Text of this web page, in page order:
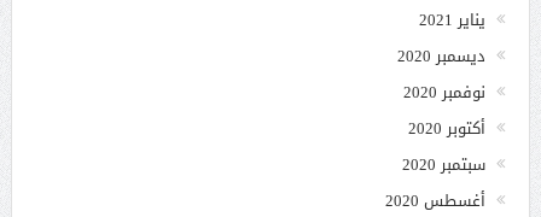
يناير 2021
ديسمبر 2020
نوفمبر 2020
أكتوبر 2020
سبتمبر 2020
أغسطس 2020